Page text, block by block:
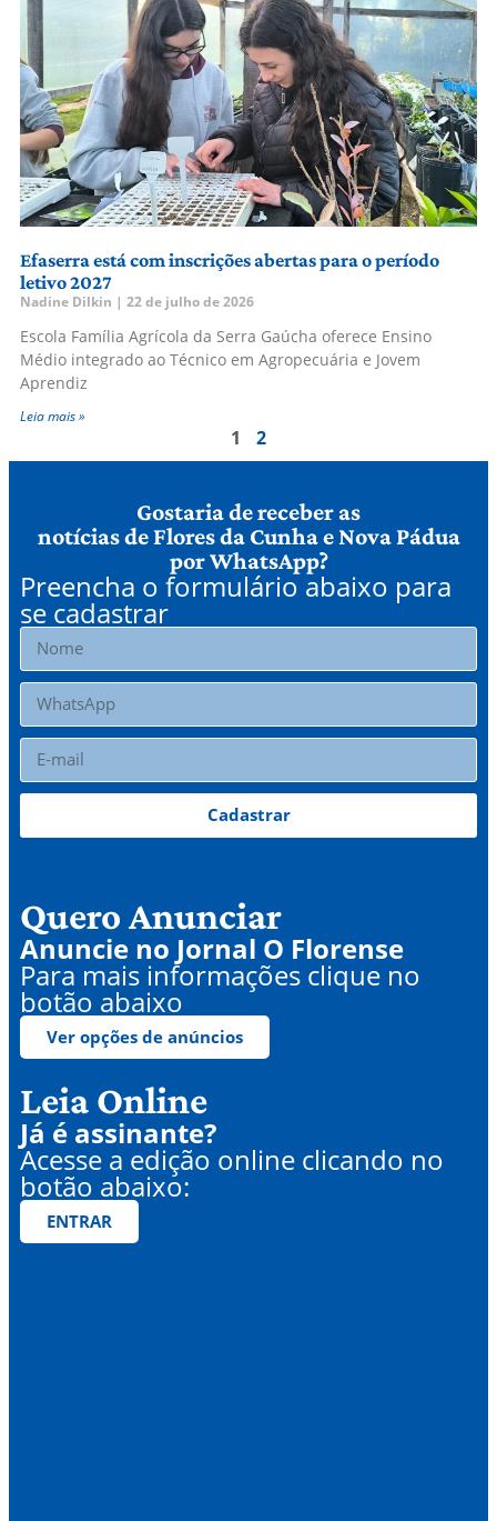
Efaserra está com inscrições abertas para o período
letivo 2027
Nadine Dilkin 22 de julho de 2026
Escola Família Agrícola da Serra Gaúcha oferece Ensino
Médio integrado ao Técnico em Agropecuária e Jovem
Aprendiz
Leia mais »
1 2
Gostaria de receber as
notícias de Flores da Cunha e Nova Pádua
por WhatsApp?
Preencha o formulário abaixo para
se cadastrar
Cadastrar
Quero Anunciar
Anuncie no Jornal O Florense
Para mais informações clique no
botão abaixo
Ver opções de anúncios
Leia Online
Já é assinante?
Acesse a edição online clicando no
botão abaixo:
ENTRAR